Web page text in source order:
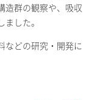
造群の観察や、吸収
した。
などの研究・開発に